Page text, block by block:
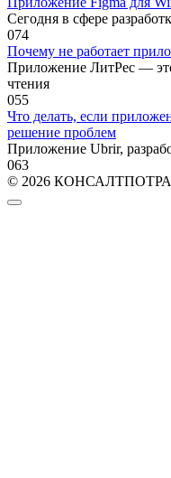
Сегодня в сфере
074
Почему не работает
Приложение ЛитРес —
чтения
055
Что делать, если
решение проблем
Приложение Ubrir,
063
© 2026 КОНСАЛТПОТРА